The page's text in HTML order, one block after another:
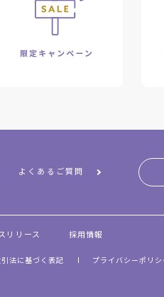
よくあるご質問
リリース 採用情報
法に基づく表記 プライバシーポリシ